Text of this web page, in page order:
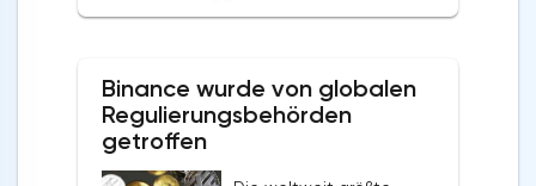
Druck auf das Paar sind schwache
nach denen die AiG Oktober Bautätigkeit
zeigte einen Rückgang auf 43,3 Punkte von
der vorherigen 46,5 Punkte und
Binance wurde von globalen
Regulierungsbehörden
getroffen